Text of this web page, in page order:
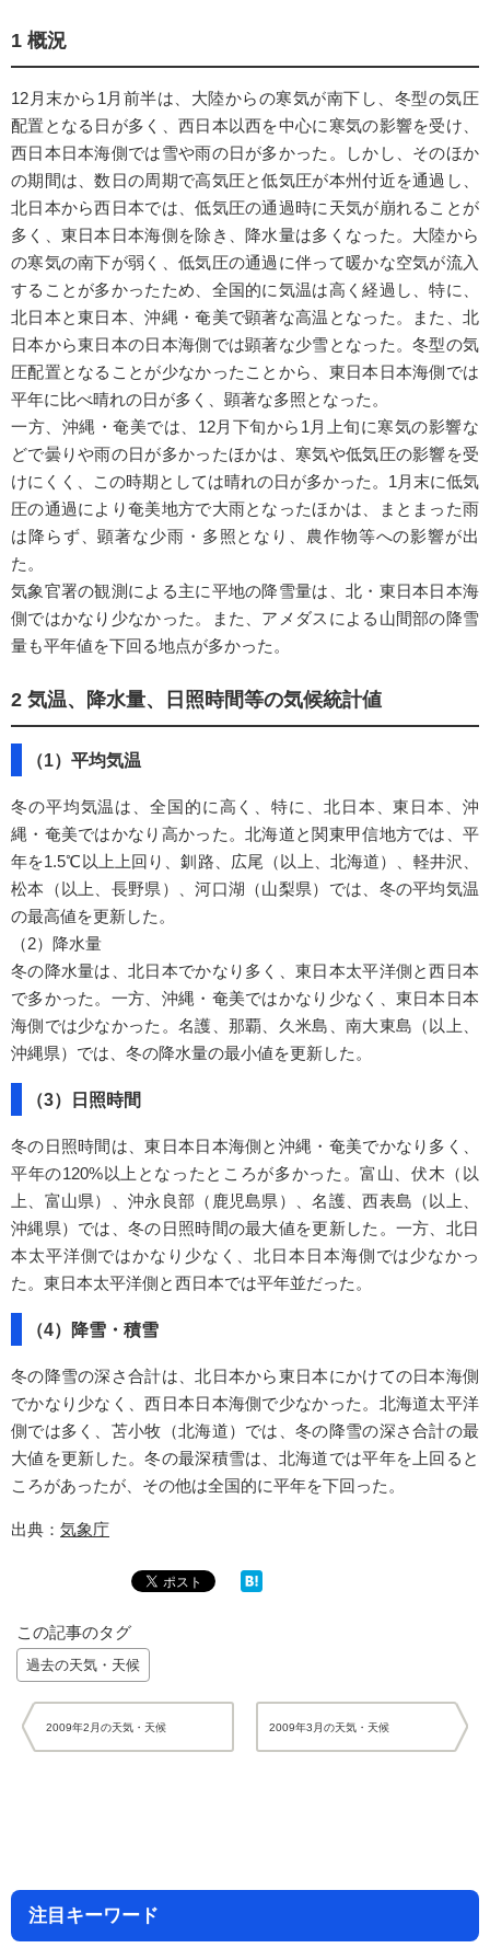
1 概況
12月末から1月前半は、大陸からの寒気が南下し、冬型の気圧
配置となる日が多く、西日本以西を中心に寒気の影響を受け、
西日本日本海側では雪や雨の日が多かった。しかし、そのほか
の期間は、数日の周期で高気圧と低気圧が本州付近を通過し、
北日本から西日本では、低気圧の通過時に天気が崩れることが
多く、東日本日本海側を除き、降水量は多くなった。大陸から
の寒気の南下が弱く、低気圧の通過に伴って暖かな空気が流入
することが多かったため、全国的に気温は高く経過し、特に、
北日本と東日本、沖縄・奄美で顕著な高温となった。また、北
日本から東日本の日本海側では顕著な少雪となった。冬型の気
圧配置となることが少なかったことから、東日本日本海側では
平年に比べ晴れの日が多く、顕著な多照となった。
一方、沖縄・奄美では、12月下旬から1月上旬に寒気の影響な
どで曇りや雨の日が多かったほかは、寒気や低気圧の影響を受
けにくく、この時期としては晴れの日が多かった。1月末に低気
圧の通過により奄美地方で大雨となったほかは、まとまった雨
は降らず、顕著な少雨・多照となり、農作物等への影響が出
た。
気象官署の観測による主に平地の降雪量は、北・東日本日本海
側ではかなり少なかった。また、アメダスによる山間部の降雪
量も平年値を下回る地点が多かった。
2 気温、降水量、日照時間等の気候統計値
（1）平均気温
冬の平均気温は、全国的に高く、特に、北日本、東日本、沖
縄・奄美ではかなり高かった。北海道と関東甲信地方では、平
年を1.5℃以上上回り、釧路、広尾（以上、北海道）、軽井沢、
松本（以上、長野県）、河口湖（山梨県）では、冬の平均気温
の最高値を更新した。
（2）降水量
冬の降水量は、北日本でかなり多く、東日本太平洋側と西日本
で多かった。一方、沖縄・奄美ではかなり少なく、東日本日本
海側では少なかった。名護、那覇、久米島、南大東島（以上、
沖縄県）では、冬の降水量の最小値を更新した。
（3）日照時間
冬の日照時間は、東日本日本海側と沖縄・奄美でかなり多く、
平年の120%以上となったところが多かった。富山、伏木（以
上、富山県）、沖永良部（鹿児島県）、名護、西表島（以上、
沖縄県）では、冬の日照時間の最大値を更新した。一方、北日
本太平洋側ではかなり少なく、北日本日本海側では少なかっ
た。東日本太平洋側と西日本では平年並だった。
（4）降雪・積雪
冬の降雪の深さ合計は、北日本から東日本にかけての日本海側
でかなり少なく、西日本日本海側で少なかった。北海道太平洋
側では多く、苫小牧（北海道）では、冬の降雪の深さ合計の最
大値を更新した。冬の最深積雪は、北海道では平年を上回ると
ころがあったが、その他は全国的に平年を下回った。
出典： 気象庁
この記事のタグ
過去の天気・天候
2009年2月の天気・天候 2009年3月の天気・天候
注目キーワード